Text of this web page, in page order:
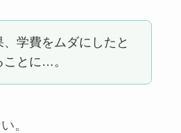
、学費をムダにしたと
ことに…。
。